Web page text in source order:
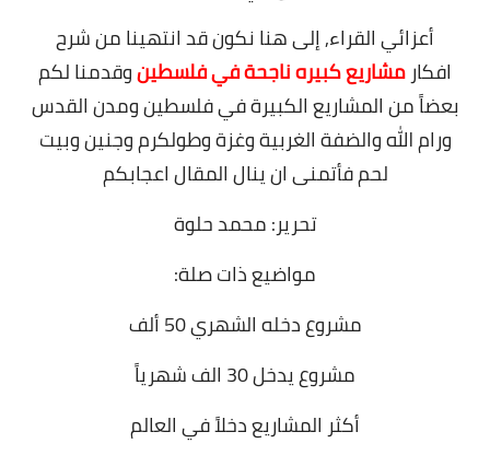
أعزائي القراء, إلى هنا نكون قد انتهينا من شرح
افكارمشاريع كبيره ناجحة في فلسطينوقدمنا لكم
بعضاً من المشاريع الكبيرة في فلسطين ومدن القدس
ورام الله والضفة الغربية وغزة وطولكرم وجنين وبيت
لحم فأتمنى ان ينال المقال اعجابكم
تحرير: محمد حلوة
مواضيع ذات صلة:
مشروع دخله الشهري 50 ألف
مشروع يدخل 30 الف شهرياً
أكثر المشاريع دخلاً في العالم